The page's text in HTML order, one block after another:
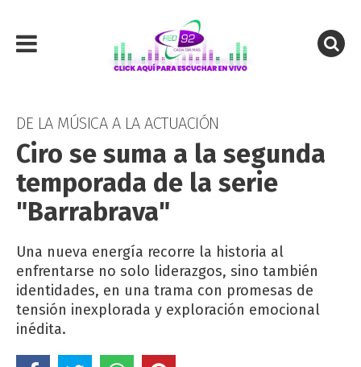
DE LA MÚSICA A LA ACTUACIÓN
Ciro se suma a la segunda
temporada de la serie
"Barrabrava"
Una nueva energía recorre la historia al
enfrentarse no solo liderazgos, sino también
identidades, en una trama con promesas de
tensión inexplorada y exploración emocional
inédita.